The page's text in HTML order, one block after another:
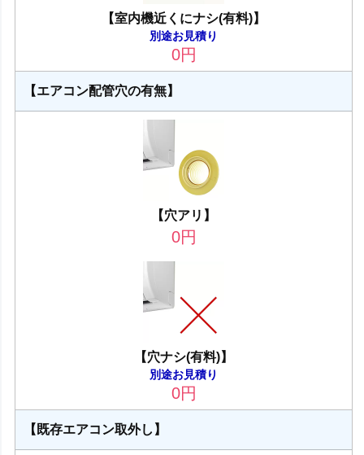
【室内機近くにナシ(有料)】
別途お見積り
0円
【エアコン配管穴の有無】
【穴アリ】
0円
【穴ナシ(有料)】
別途お見積り
0円
【既存エアコン取外し】